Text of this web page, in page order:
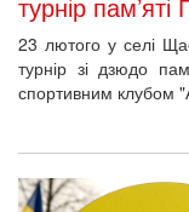
23 лютого у селі
турнір зі дзюдо
спортивним клубом